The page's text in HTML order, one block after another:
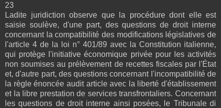
23
Ladite juridiction observe que la procédure dont elle est
saisie soulève, d'une part, des questions de droit interne
concernant la compatibilité des modifications législatives de
l'article 4 de la loi n° 401/89 avec la Constitution italienne,
qui protège l'initiative économique privée pour les activités
non soumises au prélèvement de recettes fiscales par l'État
et, d'autre part, des questions concernant l'incompatibilité de
la règle énoncée audit article avec la liberté d'établissement
et la libre prestation de services transfrontaliers. Concernant
les questions de droit interne ainsi posées, le Tribunale di